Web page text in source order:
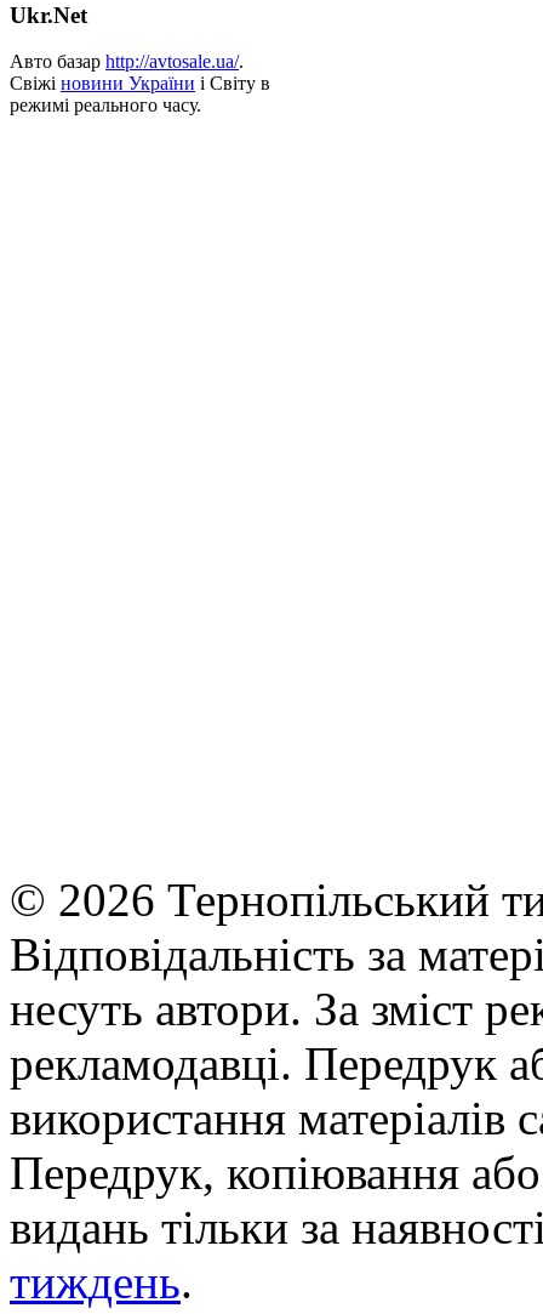
Ukr.Net
Авто базар http://avtosale.ua/.
Свіжі новини України і Світу в
режимі реального часу.
© 2026 Тернопільський
Відповідальність за
несуть автори. За зміст
рекламодавці. Передрук
використання матеріалів
Передрук, копіювання
видань тільки за
тиждень.